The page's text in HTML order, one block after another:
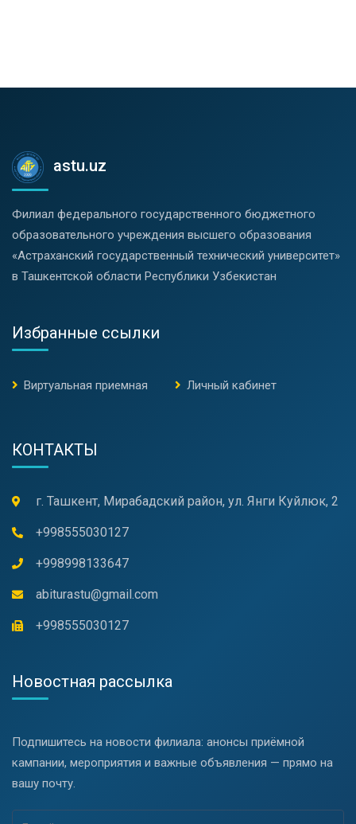
astu.uz
Филиал федерального государственного бюджетного
образовательного учреждения высшего образования
«Астраханский государственный технический университет»
в Ташкентской области Республики Узбекистан
Избранные ссылки
Виртуальная приемная Личный кабинет
КОНТАКТЫ
г. Ташкент, Мирабадский район, ул. Янги Куйлюк, 2
+998555030127
+998998133647
abiturastu@gmail.com
+998555030127
Новостная рассылка
Подпишитесь на новости филиала: анонсы приёмной
кампании, мероприятия и важные объявления — прямо на
вашу почту.